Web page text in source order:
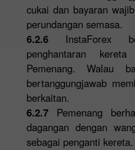
cukai dan bayaran
perundangan semasa.
6.2.6 InstaForex
penghantaran
Pemenang. Walau
bertanggungjawab
berkaitan.
6.2.7 Pemenang
dagangan dengan
sebagai penganti kereta.